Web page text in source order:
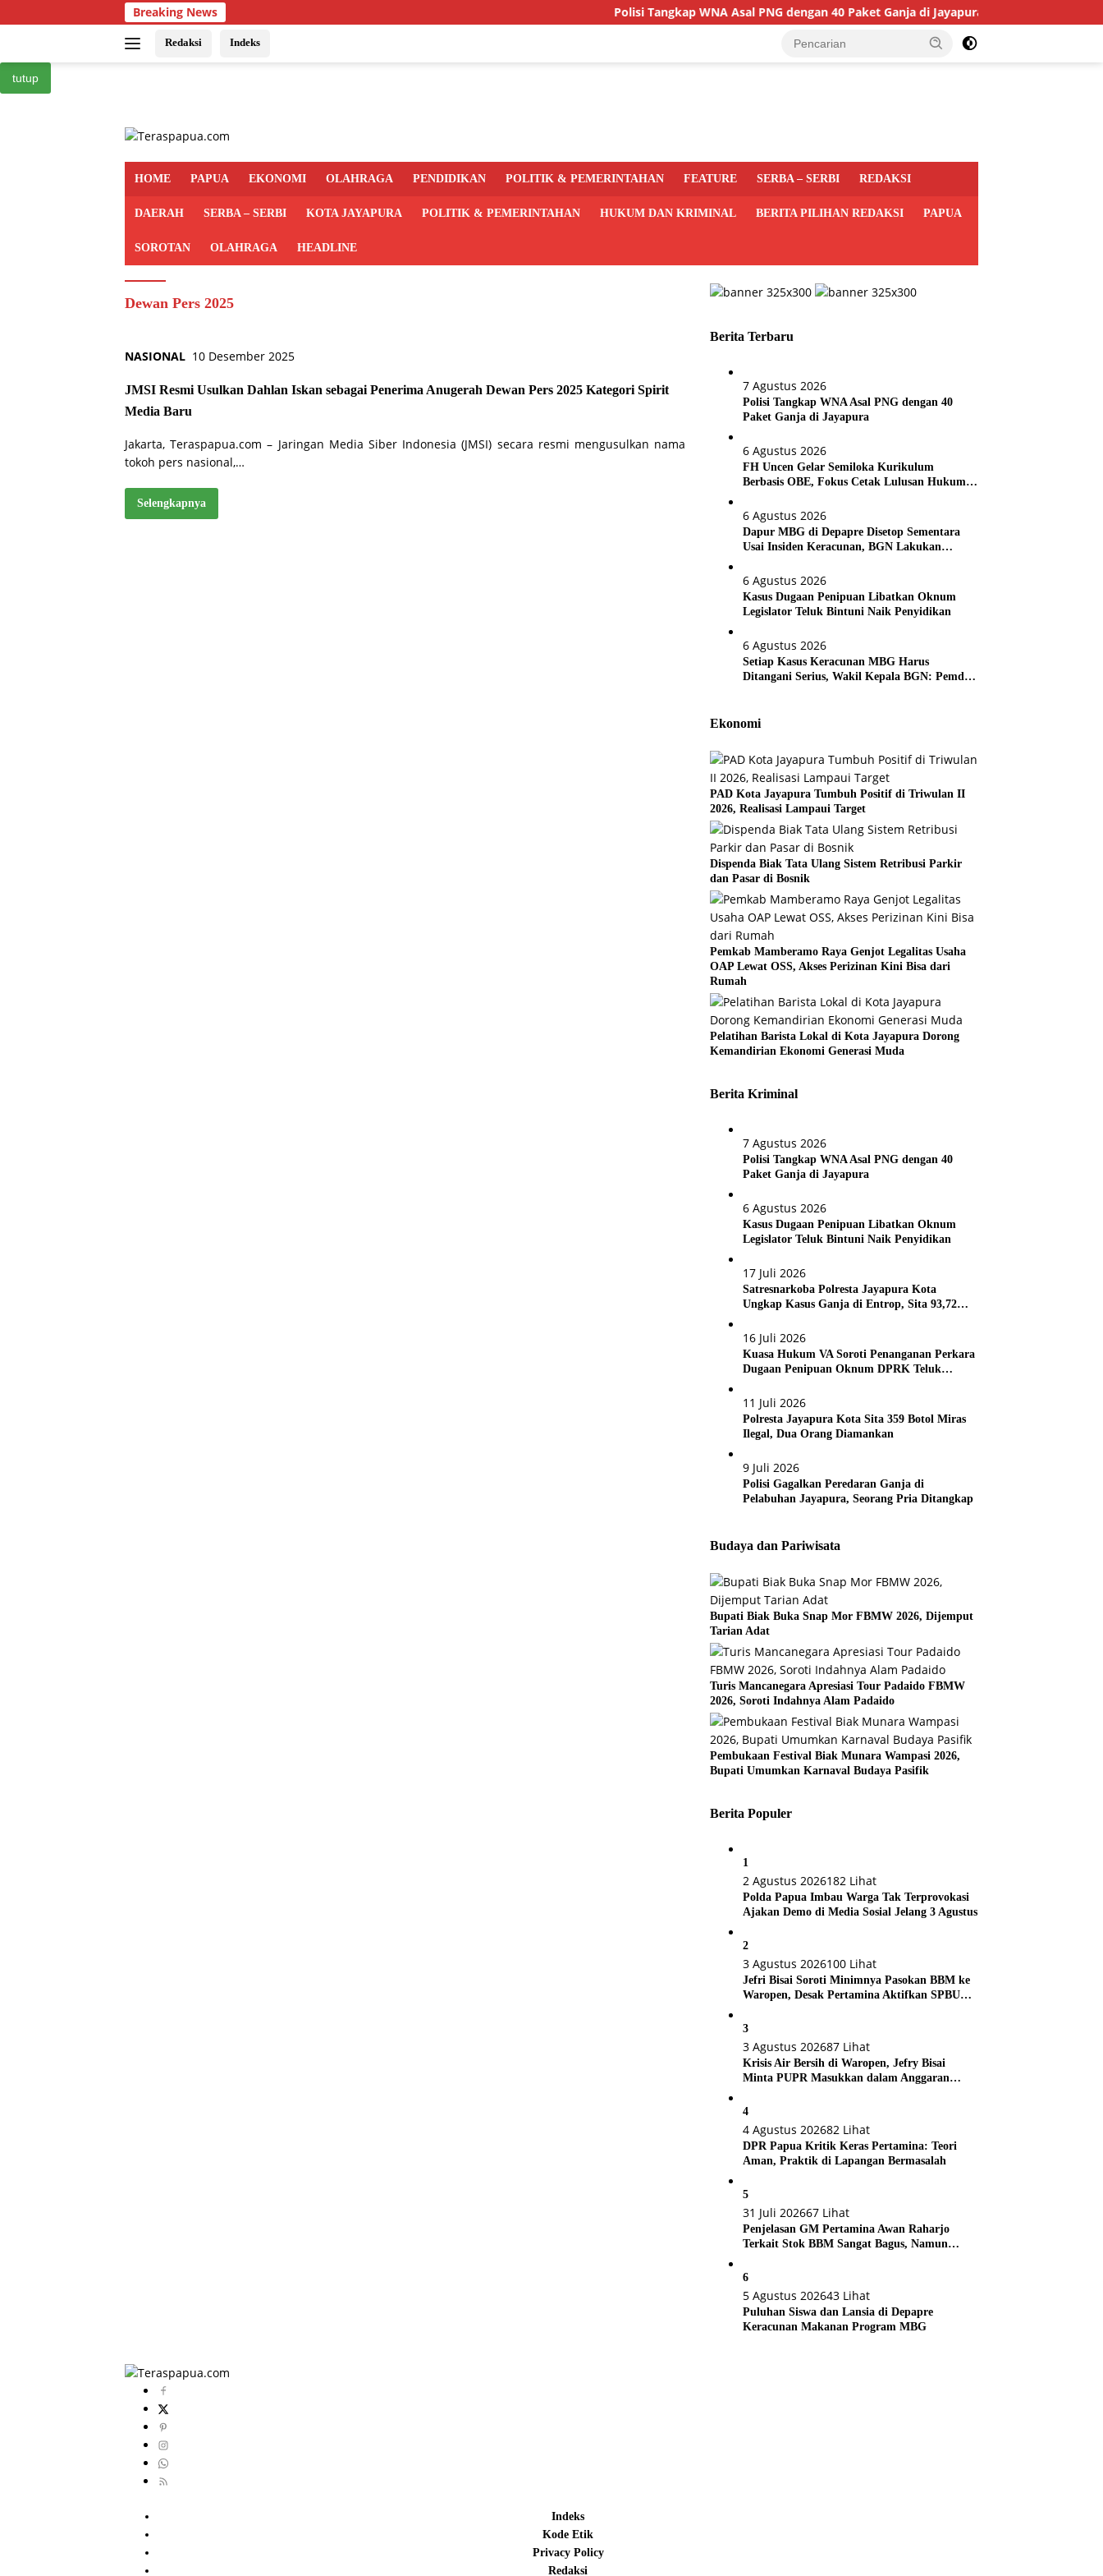
ke
Breaking News Polisi Tangkap WNA Asal PNG dengan 40 Paket Ganja di Jayapura
Redaksi Indeks
tutup
HOME PAPUA EKONOMI OLAHRAGA PENDIDIKAN POLITIK & PEMERINTAHAN FEATURE SERBA – SERBI REDAKSI
DAERAH SERBA – SERBI KOTA JAYAPURA POLITIK & PEMERINTAHAN HUKUM DAN KRIMINAL BERITA PILIHAN REDAKSI PAPUA
SOROTAN OLAHRAGA HEADLINE
Dewan Pers 2025
NASIONAL 10 Desember 2025
JMSI Resmi Usulkan Dahlan Iskan sebagai Penerima Anugerah Dewan Pers 2025 Kategori Spirit
Media Baru
Jakarta, Teraspapua.com – Jaringan Media Siber Indonesia (JMSI) secara resmi mengusulkan nama
tokoh pers nasional,…
Selengkapnya
Berita Terbaru
7 Agustus 2026
Polisi Tangkap WNA Asal PNG dengan 40
Paket Ganja di Jayapura
6 Agustus 2026
FH Uncen Gelar Semiloka Kurikulum
Berbasis OBE, Fokus Cetak Lulusan Hukum
6 Agustus 2026
Dapur MBG di Depapre Disetop Sementara
Usai Insiden Keracunan, BGN Lakukan
6 Agustus 2026
Kasus Dugaan Penipuan Libatkan Oknum
Legislator Teluk Bintuni Naik Penyidikan
6 Agustus 2026
Setiap Kasus Keracunan MBG Harus
Ditangani Serius, Wakil Kepala BGN: Pemda
Ekonomi
PAD Kota Jayapura Tumbuh Positif di Triwulan II
2026, Realisasi Lampaui Target
Dispenda Biak Tata Ulang Sistem Retribusi Parkir
dan Pasar di Bosnik
Pemkab Mamberamo Raya Genjot Legalitas Usaha
OAP Lewat OSS, Akses Perizinan Kini Bisa dari
Rumah
Pelatihan Barista Lokal di Kota Jayapura Dorong
Kemandirian Ekonomi Generasi Muda
Berita Kriminal
7 Agustus 2026
Polisi Tangkap WNA Asal PNG dengan 40
Paket Ganja di Jayapura
6 Agustus 2026
Kasus Dugaan Penipuan Libatkan Oknum
Legislator Teluk Bintuni Naik Penyidikan
17 Juli 2026
Satresnarkoba Polresta Jayapura Kota
Ungkap Kasus Ganja di Entrop, Sita 93,72
16 Juli 2026
Kuasa Hukum VA Soroti Penanganan Perkara
Dugaan Penipuan Oknum DPRK Teluk
11 Juli 2026
Polresta Jayapura Kota Sita 359 Botol Miras
Ilegal, Dua Orang Diamankan
9 Juli 2026
Polisi Gagalkan Peredaran Ganja di
Pelabuhan Jayapura, Seorang Pria Ditangkap
Budaya dan Pariwisata
Bupati Biak Buka Snap Mor FBMW 2026, Dijemput
Tarian Adat
Turis Mancanegara Apresiasi Tour Padaido FBMW
2026, Soroti Indahnya Alam Padaido
Pembukaan Festival Biak Munara Wampasi 2026,
Bupati Umumkan Karnaval Budaya Pasifik
Berita Populer
1
2 Agustus 2026182 Lihat
Polda Papua Imbau Warga Tak Terprovokasi
Ajakan Demo di Media Sosial Jelang 3 Agustus
2
3 Agustus 2026100 Lihat
Jefri Bisai Soroti Minimnya Pasokan BBM ke
Waropen, Desak Pertamina Aktifkan SPBU
3
3 Agustus 202687 Lihat
Krisis Air Bersih di Waropen, Jefry Bisai
Minta PUPR Masukkan dalam Anggaran
4
4 Agustus 202682 Lihat
DPR Papua Kritik Keras Pertamina: Teori
Aman, Praktik di Lapangan Bermasalah
5
31 Juli 202667 Lihat
Penjelasan GM Pertamina Awan Raharjo
Terkait Stok BBM Sangat Bagus, Namun
6
5 Agustus 202643 Lihat
Puluhan Siswa dan Lansia di Depapre
Keracunan Makanan Program MBG
Indeks
Kode Etik
Privacy Policy
Redaksi